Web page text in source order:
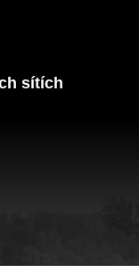
sítích